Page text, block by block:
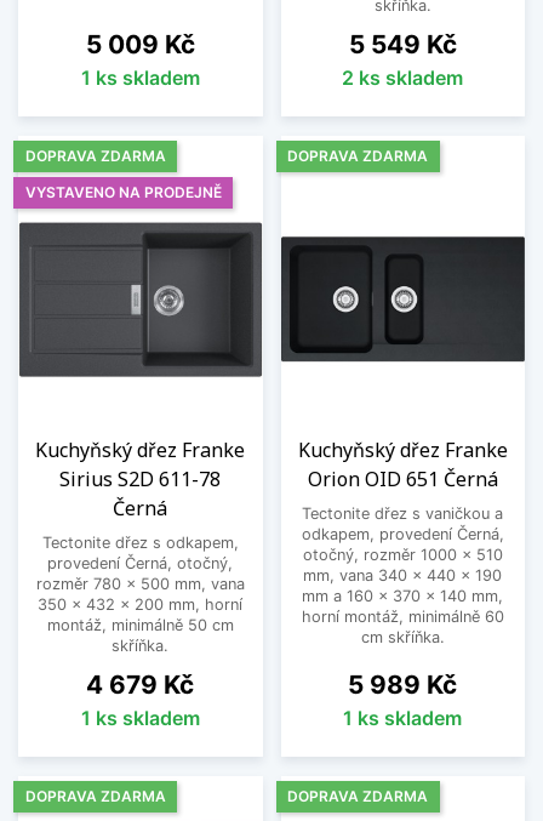
Cena
5 009 Kč
1 ks skladem
skříňka.
Cena
5 549 Kč
2 ks skladem
Kuchyňský dřez Franke
Sirius S2D 611-78
Černá
Tectonite dřez s odkapem,
provedení Černá, otočný,
rozměr 780 x 500 mm, vana
350 x 432 x 200 mm, horní
montáž, minimálně 50 cm
skříňka.
Cena
4 679 Kč
1 ks skladem
DOPRAVA ZDARMA
VYSTAVENO NA PRODEJNĚ
Kuchyňský dřez Franke
Orion OID 651 Černá
Tectonite dřez s vaničkou a
odkapem, provedení Černá,
otočný, rozměr 1000 x 510
mm, vana 340 x 440 x 190
mm a 160 x 370 x 140 mm,
horní montáž, minimálně 60
cm skříňka.
Cena
5 989 Kč
1 ks skladem
DOPRAVA ZDARMA
DOPRAVA ZDARMA DOPRAVA ZDARMA